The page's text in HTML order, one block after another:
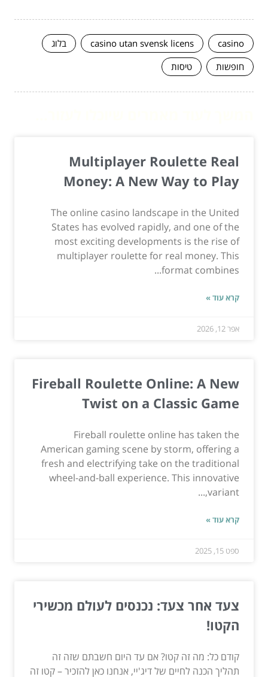
casino
casino utan svensk licens
בלוג
חופשות
טיסות
Multiplayer Roulette Real
Money: A New Way to Play
The online casino landscape in the United
States has evolved rapidly, and one of the
most exciting developments is the rise of
multiplayer roulette for real money. This
format combines...
קרא עוד »
אפר 12, 2026
Fireball Roulette Online: A New
Twist on a Classic Game
Fireball roulette online has taken the
American gaming scene by storm, offering a
fresh and electrifying take on the traditional
wheel-and-ball experience. This innovative
variant,...
קרא עוד »
ספט 15, 2025
צעד אחר צעד: נכנסים לעולם מכשירי
הקטו!
קודם כל: מה זה קטו? אם עד היום חשבתם שזה זה
תהליך הכנה לחיים של דיג'יי, אנחנו כאן להזכיר – קטו זה